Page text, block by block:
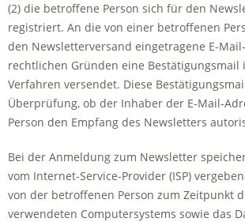
(2) die betroffene Person sich für den
registriert. An die von einer betroffenen
den Newsletterversand eingetragene E-
rechtlichen Gründen eine Bestätigungsmail
Verfahren versendet. Diese
Überprüfung, ob der Inhaber der E-Mail-
Person den Empfang des Newsletters
Bei der Anmeldung zum Newsletter
vom Internet-Service-Provider (ISP)
von der betroffenen Person zum Zeitpunkt
verwendeten Computersystems sowie das